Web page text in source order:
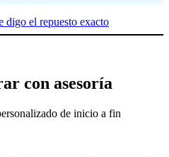
digo el repuesto exacto
con asesoría
de inicio a fin